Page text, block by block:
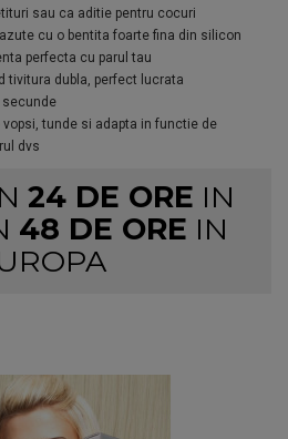
sau ca aditie pentru cocuri
cu o bentita foarte fina din silicon
perfecta cu parul tau
tivitura dubla, perfect lucrata
secunde
tunde si adapta in functie de
dvs
24 DE ORE IN
48 DE ORE IN